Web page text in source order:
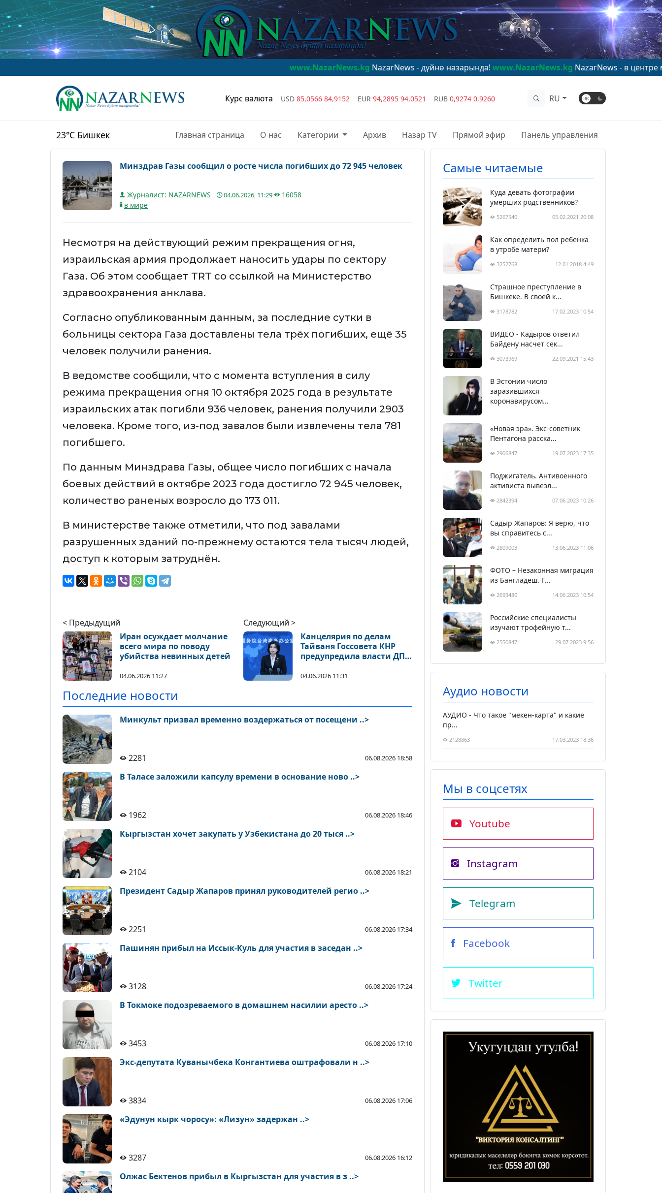
www.NazarNews.kgNazarNews - дүйнө назарында! www.NazarNews.kgNazarNews - в центре мирового
Курс валюта USD 85,0566 84,9152 EUR 94,2895 94,0521 RUB 0,9274 0,9260 RU
23°C Бишкек Главная страница О нас Категории Архив Назар TV Прямой эфир Панель управления
Минздрав Газы сообщил о росте числа погибших до 72 945 человек
Журналист: NAZARNEWS 04.06.2026, 11:29
16058
в мире
Несмотря на действующий режим прекращения огня,
израильская армия продолжает наносить удары по сектору
Газа. Об этом сообщает TRT со ссылкой на Министерство
здравоохранения анклава.
Согласно опубликованным данным, за последние сутки в
больницы сектора Газа доставлены тела трёх погибших, ещё 35
человек получили ранения.
В ведомстве сообщили, что с момента вступления в силу
режима прекращения огня 10 октября 2025 года в результате
израильских атак погибли 936 человек, ранения получили 2903
человека. Кроме того, из-под завалов были извлечены тела 781
погибшего.
По данным Минздрава Газы, общее число погибших с начала
боевых действий в октябре 2023 года достигло 72 945 человек,
количество раненых возросло до 173 011.
В министерстве также отметили, что под завалами
разрушенных зданий по-прежнему остаются тела тысяч людей,
доступ к которым затруднён.
< Предыдущий
Иран осуждает молчание
всего мира по поводу
убийства невинных детей
04.06.2026 11:27
Следующий >
Канцелярия по делам
Тайваня Госсовета КНР
предупредила власти ДПП
предательства
04.06.2026 11:31
Последние новости
Минкульт призвал временно воздержаться от посещени ..>
2281 06.08.2026 18:58
В Таласе заложили капсулу времени в основание ново ..>
1962 06.08.2026 18:46
Кыргызстан хочет закупать у Узбекистана до 20 тыся ..>
2104 06.08.2026 18:21
Президент Садыр Жапаров принял руководителей регио ..>
2251 06.08.2026 17:34
Пашинян прибыл на Иссык-Куль для участия в заседан ..>
3128 06.08.2026 17:24
В Токмоке подозреваемого в домашнем насилии аресто ..>
3453 06.08.2026 17:10
Экс-депутата Куванычбека Конгантиева оштрафовали н ..>
3834 06.08.2026 17:06
«Эдунун кырк чоросу»: «Лизун» задержан ..>
3287 06.08.2026 16:12
Олжас Бектенов прибыл в Кыргызстан для участия в з ..>
Самые читаемые
Куда девать фотографии
умерших родственников?
5267540 05.02.2021 20:08
Как определить пол ребенка
в утробе матери?
3252768 12.01.2018 4:49
Страшное преступление в
Бишкеке. В своей к...
3178782 17.02.2023 10:54
ВИДЕО - Кадыров ответил
Байдену насчет сек...
3073969 22.09.2021 15:43
В Эстонии число
заразившихся
коронавирусом...
«Новая эра». Экс-советник
Пентагона расска...
2906847 19.07.2023 17:35
Поджигатель. Антивоенного
активиста вывезл...
2842394 07.06.2023 10:26
Садыр Жапаров: Я верю, что
вы справитесь с...
2809003 13.06.2023 11:06
ФОТО – Незаконная миграция
из Бангладеш. Г...
2693480 14.06.2023 10:54
Российские специалисты
изучают трофейную т...
2550847 29.07.2023 9:56
Аудио новости
АУДИО - Что такое "мекен-карта" и какие
пр...
2128863 17.03.2023 18:36
Мы в соцсетях
Youtube
Instagram
Telegram
Facebook
Twitter